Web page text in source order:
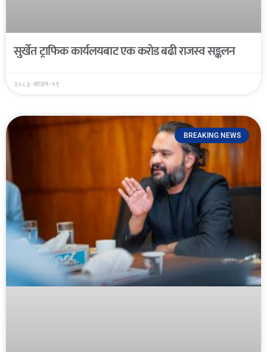
सुर्खेत ट्राफिक कार्यलयबाट एक करोड बढी राजस्व सङ्कलन
२०८३-साउन-१९
BREAKING NEWS